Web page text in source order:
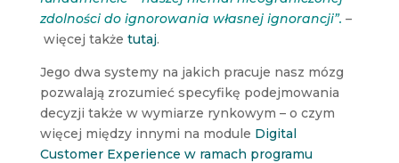
zdolności do ignorowania własnej ignorancji”. –
więcej także tutaj.
Jego dwa systemy na jakich pracuje nasz mózg
pozwalają zrozumieć specyfikę podejmowania
decyzji także w wymiarze rynkowym – o czym
więcej między innymi na module Digital
Customer Experience w ramach programu